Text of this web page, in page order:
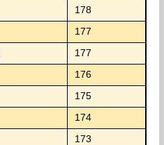
178
177
177
176
175
174
173